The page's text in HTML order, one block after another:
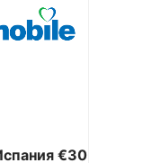
€30